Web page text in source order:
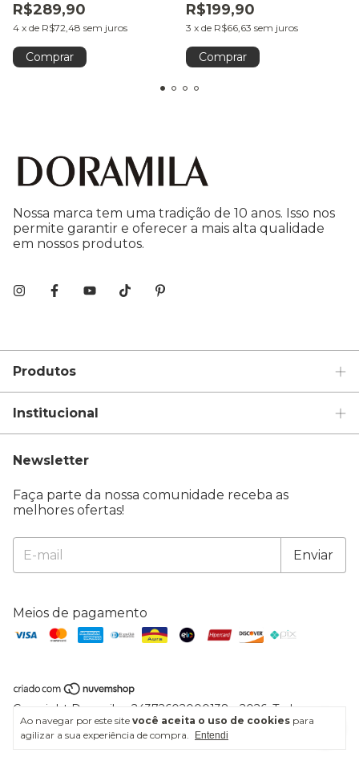
Ao navegar por este site você aceita o uso de cookies para
agilizar a sua experiência de compra.
Entendi
R$289,90
4 x de R$72,48 sem juros
Comprar
R$199,90
3 x de R$66,63 sem juros
Comprar
Nossa marca tem uma tradição de 10 anos. Isso nos
permite garantir e oferecer a mais alta qualidade
em nossos produtos.
Produtos
Institucional
Newsletter
Faça parte da nossa comunidade receba as
melhores ofertas!
Meios de pagamento
Copyright Doramila - 24372602000138 - 2026. Todos os
direitos reservados.